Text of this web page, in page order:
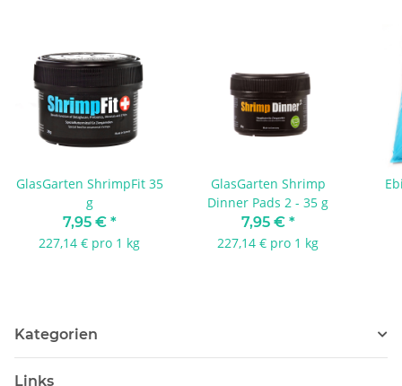
GlasGarten ShrimpFit 35
g
7,95 € *
227,14 € pro 1 kg
GlasGarten Shrimp
Dinner Pads 2 - 35 g
7,95 € *
227,14 € pro 1 kg
Kategorien
Links